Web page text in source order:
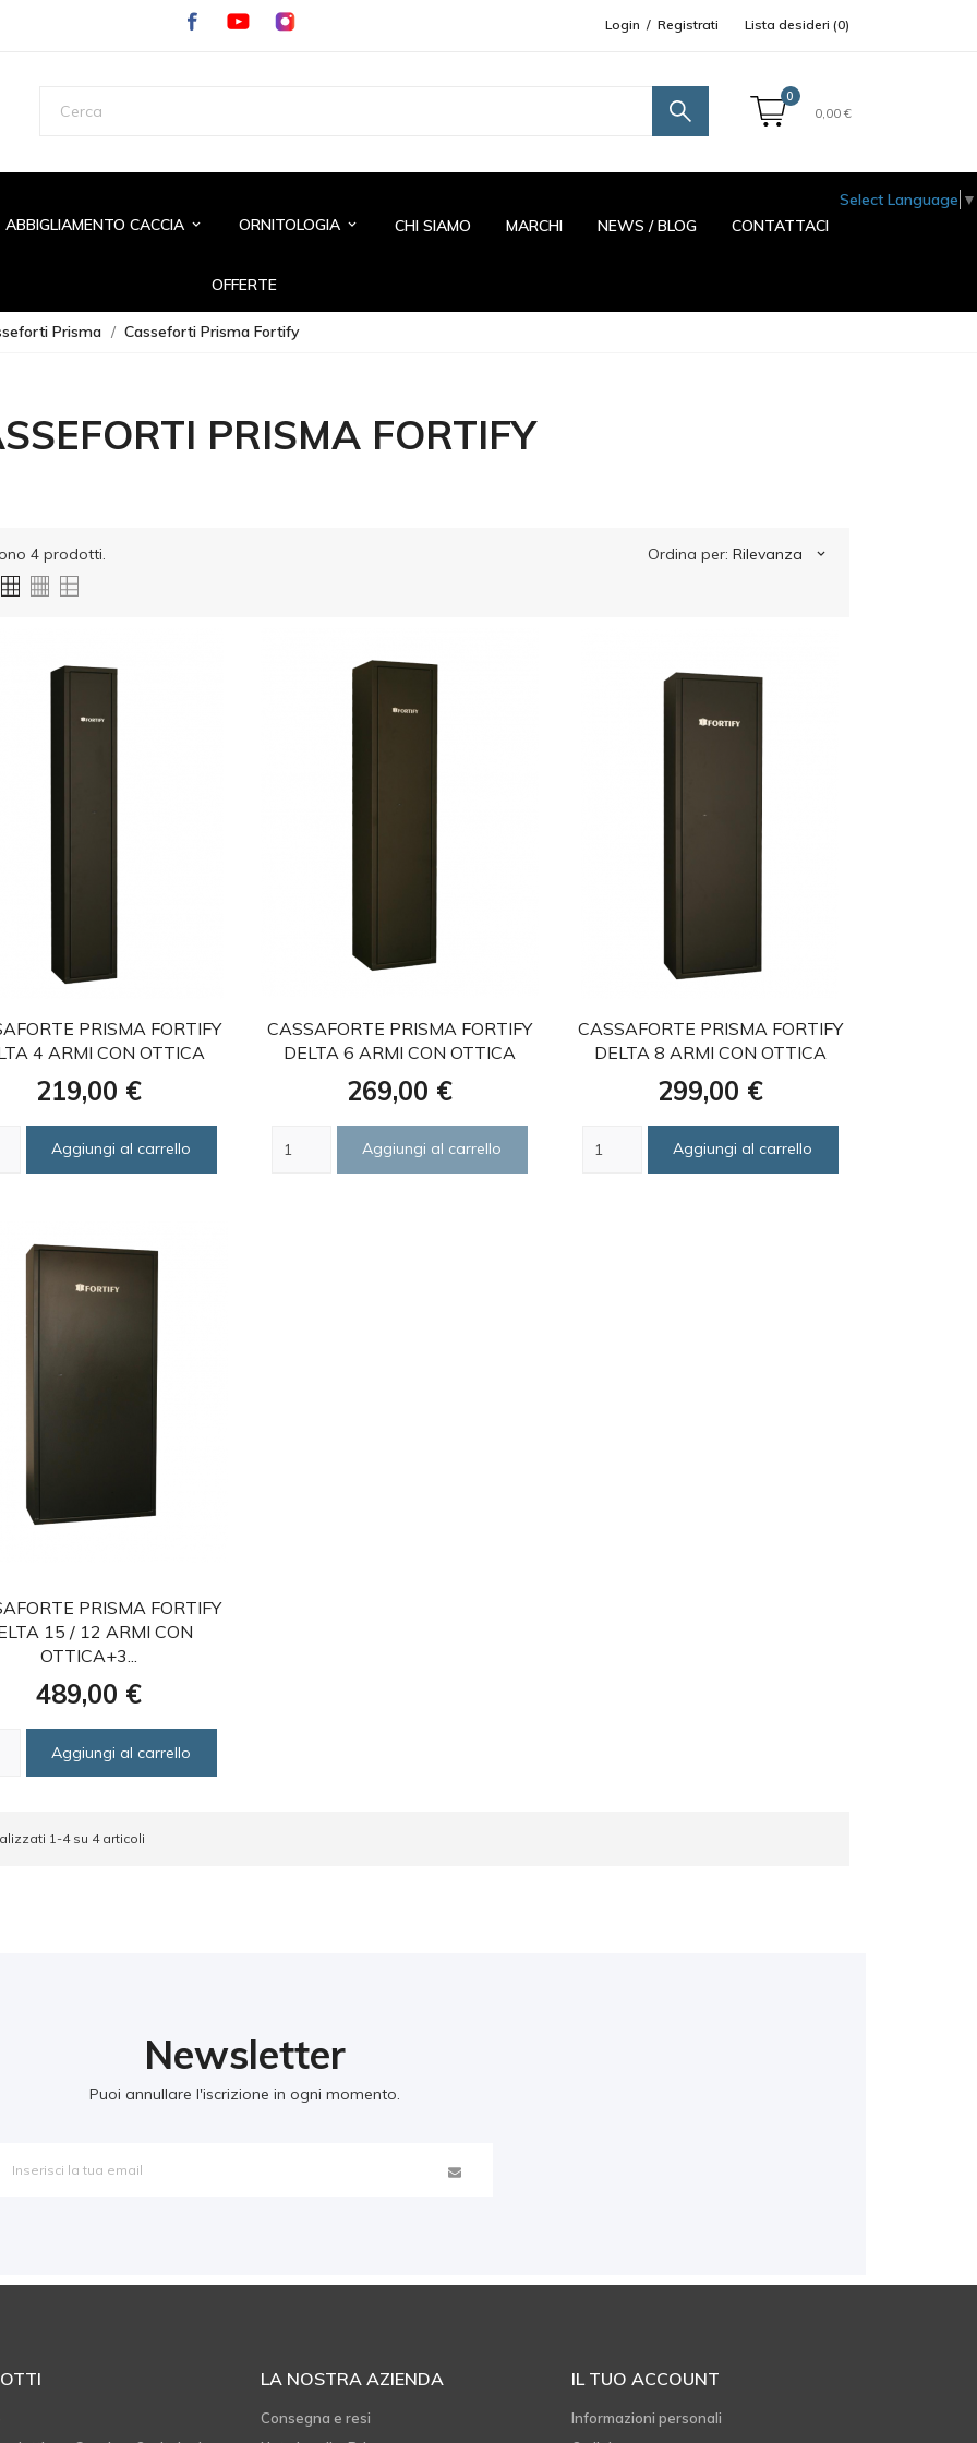
Select Language ▼
Login / Registrati Lista desideri (0)
0
0,00 €
ABBIGLIAMENTO CACCIA keyboard_arrow_down ORNITOLOGIA keyboard_arrow_down CHI SIAMO MARCHI NEWS / BLOG CONTATTACI
OFFERTE
Prisma Casseforti Prisma Fortify
PRISMA FORTIFY
4 prodotti. Ordina per: Rilevanza keyboard_arrow_down
PRISMA FORTIFY
4 ARMI CON OTTICA
Prezzo
219,00 €
Aggiungi al carrello
CASSAFORTE PRISMA FORTIFY
DELTA 6 ARMI CON OTTICA
Prezzo
269,00 €
Aggiungi al carrello
CASSAFORTE PRISMA FORTIFY
DELTA 8 ARMI CON OTTICA
Prezzo
299,00 €
Aggiungi al carrello
favoritePRISMA FORTIFY
15 / 12 ARMI CON
OTTICA+3...
Prezzo
489,00 €
Aggiungi al carrello
1-4 su 4 articoli
Newsletter
Puoi annullare l'iscrizione in ogni momento.
LA NOSTRA AZIENDA
Consegna e resi
IL TUO ACCOUNT
Informazioni personali